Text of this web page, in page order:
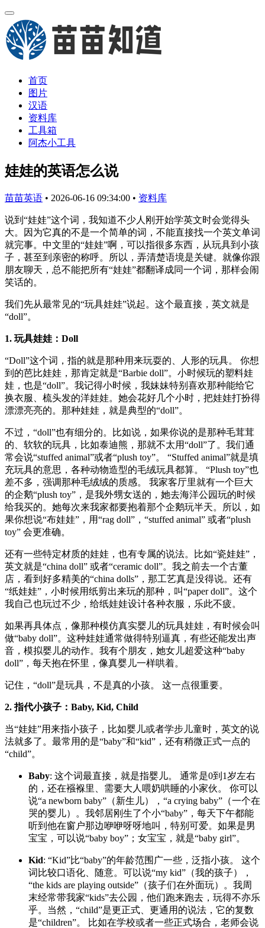
首页
图片
汉语
资料库
工具箱
阿杰小工具
娃娃的英语怎么说
苗苗英语 • 2026-06-16 09:34:00 • 资料库
说到“娃娃”这个词，我知道不少人刚开始学英文时会觉得头
大。因为它真的不是一个简单的词，不能直接找一个英文单词
就完事。中文里的“娃娃”啊，可以指很多东西，从玩具到小孩
子，甚至到亲密的称呼。所以，弄清楚语境是关键。就像你跟
朋友聊天，总不能把所有“娃娃”都翻译成同一个词，那样会闹
笑话的。
我们先从最常见的“玩具娃娃”说起。这个最直接，英文就是
“doll”。
1. 玩具娃娃：Doll
“Doll”这个词，指的就是那种用来玩耍的、人形的玩具。 你想
到的芭比娃娃，那肯定就是“Barbie doll”。小时候玩的塑料娃
娃，也是“doll”。我记得小时候，我妹妹特别喜欢那种能给它
换衣服、梳头发的洋娃娃。她会花好几个小时，把娃娃打扮得
漂漂亮亮的。那种娃娃，就是典型的“doll”。
不过，“doll”也有细分的。比如说，如果你说的是那种毛茸茸
的、软软的玩具，比如泰迪熊，那就不太用“doll”了。我们通
常会说“stuffed animal”或者“plush toy”。 “Stuffed animal”就是填
充玩具的意思，各种动物造型的毛绒玩具都算。 “Plush toy”也
差不多，强调那种毛绒绒的质感。 我家客厅里就有一个巨大
的企鹅“plush toy”，是我外甥女送的，她去海洋公园玩的时候
给我买的。她每次来我家都要抱着那个企鹅玩半天。所以，如
果你想说“布娃娃”，用“rag doll”，“stuffed animal” 或者“plush
toy” 会更准确。
还有一些特定材质的娃娃，也有专属的说法。比如“瓷娃娃”，
英文就是“china doll” 或者“ceramic doll”。我之前去一个古董
店，看到好多精美的“china dolls”，那工艺真是没得说。还有
“纸娃娃”，小时候用纸剪出来玩的那种，叫“paper doll”。这个
我自己也玩过不少，给纸娃娃设计各种衣服，乐此不疲。
如果再具体点，像那种模仿真实婴儿的玩具娃娃，有时候会叫
做“baby doll”。这种娃娃通常做得特别逼真，有些还能发出声
音，模拟婴儿的动作。我有个朋友，她女儿超爱这种“baby
doll”，每天抱在怀里，像真婴儿一样哄着。
记住，“doll”是玩具，不是真的小孩。 这一点很重要。
2. 指代小孩子：Baby, Kid, Child
当“娃娃”用来指小孩子，比如婴儿或者学步儿童时，英文的说
法就多了。最常用的是“baby”和“kid”，还有稍微正式一点的
“child”。
Baby: 这个词最直接，就是指婴儿。 通常是0到1岁左右
的，还在襁褓里、需要大人喂奶哄睡的小家伙。 你可以
说“a newborn baby”（新生儿），“a crying baby”（一个在
哭的婴儿）。我邻居刚生了个小“baby”，每天下午都能
听到他在窗户那边咿咿呀呀地叫，特别可爱。如果是男
宝宝，可以说“baby boy”；女宝宝，就是“baby girl”。
Kid: “Kid”比“baby”的年龄范围广一些，泛指小孩。 这个
词比较口语化、随意。可以说“my kid”（我的孩子），
“the kids are playing outside”（孩子们在外面玩）。我周
末经常带我家“kids”去公园，他们跑来跑去，玩得不亦乐
乎。当然，“child”是更正式、更通用的说法，它的复数
是“children”。 比如在学校或者一些正式场合，老师会说